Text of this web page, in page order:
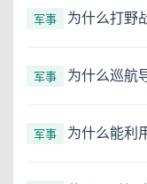
军事 为什么打野
军事 为什么巡航
军事 为什么能利